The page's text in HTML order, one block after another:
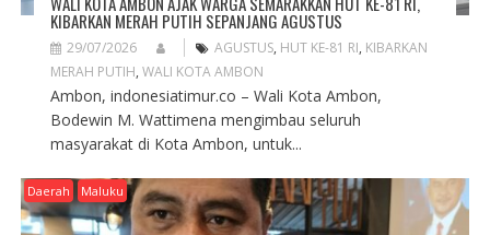
KIBARKAN MERAH PUTIH SEPANJANG AGUSTUS
29/07/2026 AGUSTUS, HUT KE-81 RI, KIBARKAN
MERAH PUTIH, WALI KOTA AMBON
Ambon, indonesiatimur.co – Wali Kota Ambon,
Bodewin M. Wattimena mengimbau seluruh
masyarakat di Kota Ambon, untuk...
Daerah Maluku